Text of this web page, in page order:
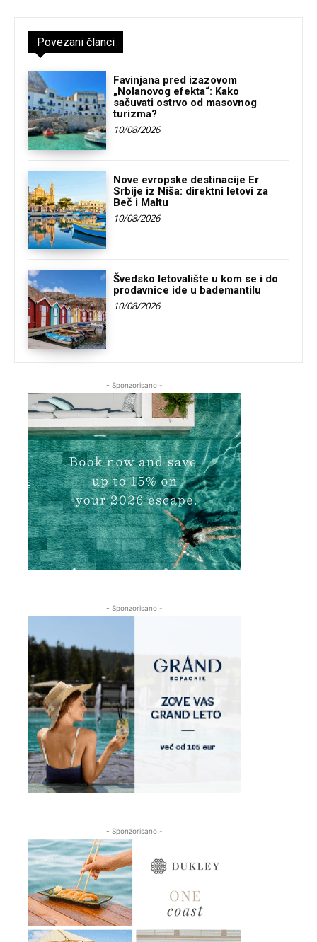
Povezani članci
Favinjana pred izazovom
„Nolanovog efekta“: Kako
sačuvati ostrvo od masovnog
turizma?
10/08/2026
Nove evropske destinacije Er
Srbije iz Niša: direktni letovi za
Beč i Maltu
10/08/2026
Švedsko letovalište u kom se i do
prodavnice ide u bademantilu
10/08/2026
- Sponzorisano -
- Sponzorisano -
- Sponzorisano -